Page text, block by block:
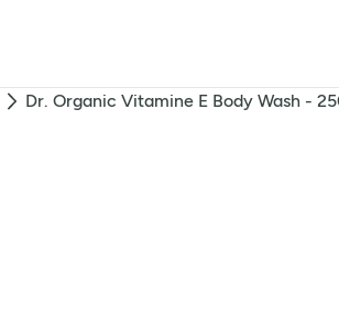
Dr. Organic Vitamine E Body Wash -